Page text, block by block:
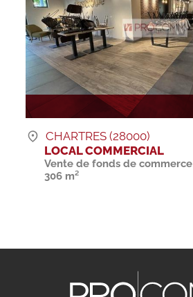
CHARTRES (28000)
LOCAL COMMERCIAL
Vente de fonds de commerce
306 m²